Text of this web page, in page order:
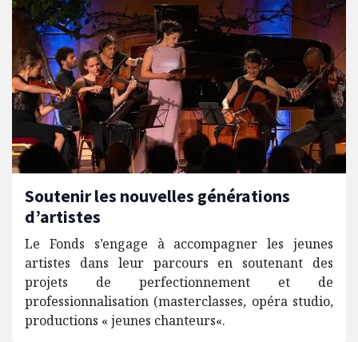
Soutenir les nouvelles générations
d’artistes
Le Fonds s’engage à accompagner les jeunes
artistes dans leur parcours en soutenant des
projets de perfectionnement et de
professionnalisation (masterclasses, opéra studio,
productions « jeunes chanteurs«.